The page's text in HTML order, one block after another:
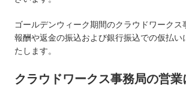
ゴールデンウィーク期間のクラウドワークス
報酬や返金の振込および銀行振込での仮払い
たします。
クラウドワークス事務局の営業